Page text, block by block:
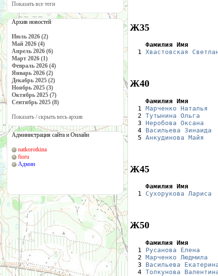
Показать все теги
Архив новостей
Июль 2026 (2)
Май 2026 (4)
Апрель 2026 (6)
Март 2026 (1)
Февраль 2026 (4)
Январь 2026 (2)
Декабрь 2025 (2)
Ноябрь 2025 (3)
Октябрь 2025 (7)
Сентябрь 2025 (8)
Показать / скрыть весь архив
Администрация сайта и Онлайн
natkorotkina
fioru
Админ
Ж35
Фамилия Имя
1 Хвастовская
Ж40
Фамилия Имя
1 Марченко Наталья
  2
Тутынина Ольга
  3
Неробова Оксана
  4
Васильева Зинаида
  5
Анкудинова Майя
Ж45
Фамилия Имя
1 Сухорукова Лариса
Ж50
Фамилия Имя
1 Русанова Елена
  2
Марченко Людмила
  3
Васильева
  4
Толкунова